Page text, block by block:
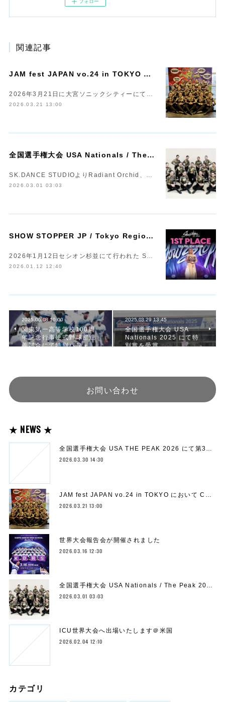
関連記事
J
AM fest JAPAN vo.24 in TOKYO において Champions獲得!!!
2026年3月21日に大宮ソニックシティーにて…
2026.03.21 13:00
全
国選手権大会 USA Nationals / The Peak 2026 へ出場いたします
SK.DANCE STUDIOよりRadiant Orchid、…
2026.03.01 03:03
S
HOW STOPPER JP / Tokyo Regionals 1st Place !!!
2026年1月12日セシオン杉並にて行われた S…
2026.01.12 12:40
2025.06.08 10:00
関東第一高等学校100周
年記念行事硬式野球部親
善試合にて特別パフォ…
2025.03.29 13:45
全国選手権大会 USA
Nationals 2025 にて特
別賞を受賞
お問い合わせ
★ NEWS ★
全国選手権大会 USA THE PEAK 2026 にて第3…
2026.03.30 14:30
JAM fest JAPAN vo.24 in TOKYO において C…
2026.03.21 13:00
世界大会報告会が開催されました
2026.03.16 12:30
全国選手権大会 USA Nationals / The Peak 20…
2026.03.01 03:03
ICU世界大会へ出場いたします＠米国
2026.02.04 12:10
カテゴリ